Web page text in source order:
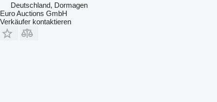
Deutschland, Dormagen
Euro Auctions GmbH
Verkäufer kontaktieren